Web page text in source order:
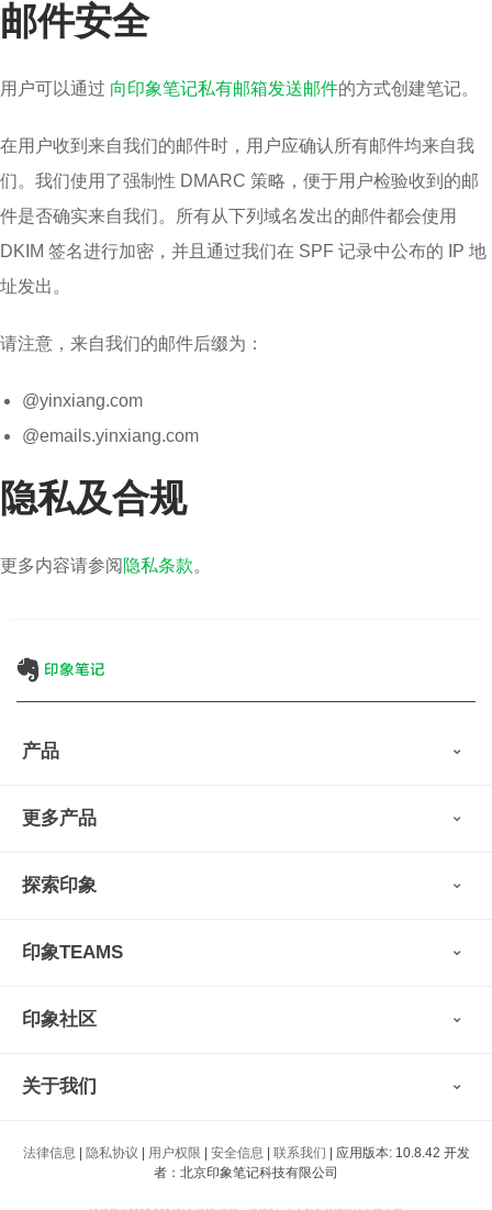
邮件安全
用户可以通过 向印象笔记私有邮箱发送邮件的方式创建笔记。
在用户收到来自我们的邮件时，用户应确认所有邮件均来自我
们。我们使用了强制性 DMARC 策略，便于用户检验收到的邮
件是否确实来自我们。所有从下列域名发出的邮件都会使用
DKIM 签名进行加密，并且通过我们在 SPF 记录中公布的 IP 地
址发出。
请注意，来自我们的邮件后缀为：
@yinxiang.com
@emails.yinxiang.com
隐私及合规
更多内容请参阅 隐私条款。
产品
会员权益
印象笔记·剪藏
更多产品
印象图记
墨笔
扫描宝
收藏家
探索印象
用户故事
视频教程
帮助支持
智能硬件
印象TEAMS
申请试用
印象社区
印象大使
关于我们
印象生态
法律信息 隐私协议 用户权限 安全信息 联系我们 | 应用版本: 10.8.42 开发
者：北京印象笔记科技有限公司